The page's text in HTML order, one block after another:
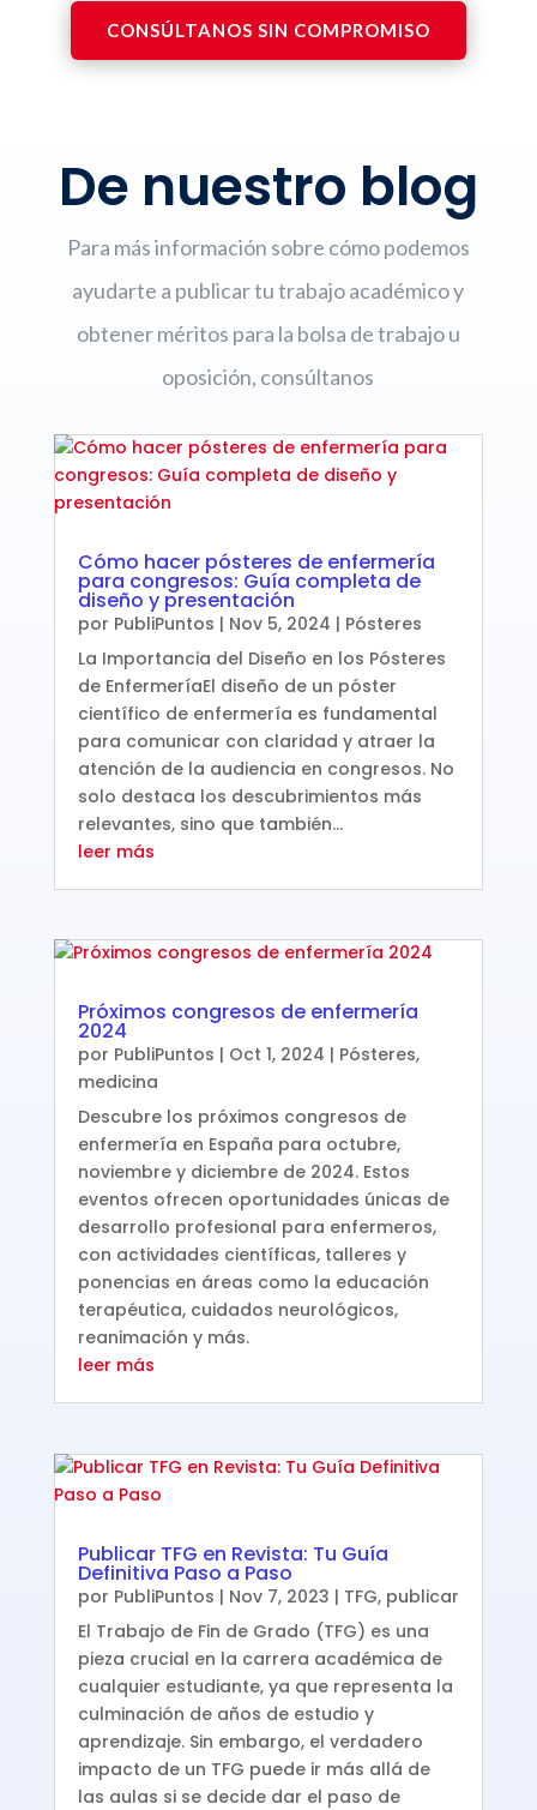
CONSÚLTANOS SIN COMPROMISO
De nuestro blog
Para más información sobre cómo podemos
ayudarte a publicar tu trabajo académico y
obtener méritos para la bolsa de trabajo u
oposición, consúltanos
Cómo hacer pósteres de enfermería
para congresos: Guía completa de
diseño y presentación
por PubliPuntos | Nov 5, 2024 | Pósteres
La Importancia del Diseño en los Pósteres
de EnfermeríaEl diseño de un póster
científico de enfermería es fundamental
para comunicar con claridad y atraer la
atención de la audiencia en congresos. No
solo destaca los descubrimientos más
relevantes, sino que también...
leer más
Próximos congresos de enfermería
2024
por PubliPuntos | Oct 1, 2024 | Pósteres,
medicina
Descubre los próximos congresos de
enfermería en España para octubre,
noviembre y diciembre de 2024. Estos
eventos ofrecen oportunidades únicas de
desarrollo profesional para enfermeros,
con actividades científicas, talleres y
ponencias en áreas como la educación
terapéutica, cuidados neurológicos,
reanimación y más.
leer más
Publicar TFG en Revista: Tu Guía
Definitiva Paso a Paso
por PubliPuntos | Nov 7, 2023 | TFG, publicar
El Trabajo de Fin de Grado (TFG) es una
pieza crucial en la carrera académica de
cualquier estudiante, ya que representa la
culminación de años de estudio y
aprendizaje. Sin embargo, el verdadero
impacto de un TFG puede ir más allá de
las aulas si se decide dar el paso de